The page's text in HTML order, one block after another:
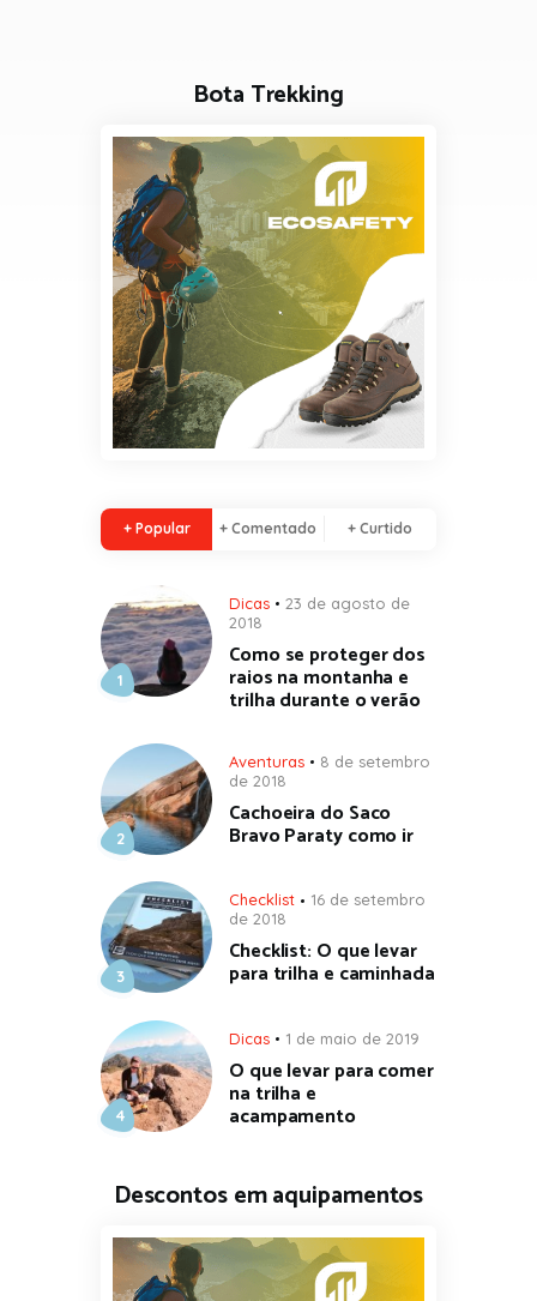
Bota Trekking
+ Popular + Comentado + Curtido
Dicas
23 de agosto de
2018
Como se proteger dos
raios na montanha e
trilha durante o verão
Aventuras
8 de setembro
de 2018
Cachoeira do Saco
Bravo Paraty como ir
Checklist
16 de setembro
de 2018
Checklist: O que levar
para trilha e caminhada
Dicas 1 de maio de 2019
O que levar para comer
na trilha e
acampamento
Descontos em aquipamentos